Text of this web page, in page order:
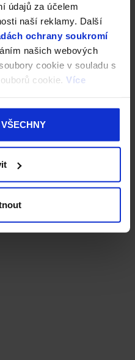
údajů za účelem
naší reklamy. Další
ochrany soukromí
našich webových
cookie v souladu s
cookie. Více